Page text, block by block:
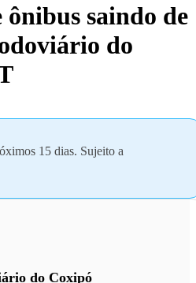
saindo de
do
15 dias. Sujeito a
do Coxipó